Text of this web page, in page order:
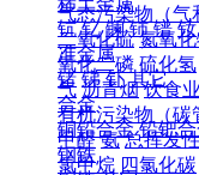
气态污染物（气
二氧化硫 氮氧
氧化二磷 硫化氢
气 沥青烟 饮食
有机污染物（碳
甲醛 氨 总挥发
氯甲烷 四氯化碳
钪 钇 镧 铈 镨 钕
准金属
锗 锑 钋 其它
合金
铜铅合金 铅钯
钢铁